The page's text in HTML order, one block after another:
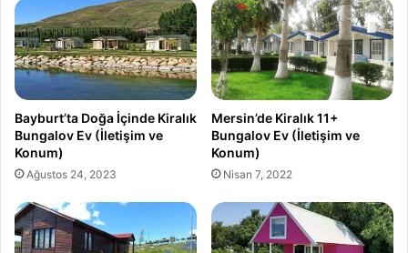
Bayburt’ta Doğa İçinde Kiralık
Bungalov Ev (İletişim ve
Konum)
Ağustos 24, 2023
Mersin’de Kiralık 11+
Bungalov Ev (İletişim ve
Konum)
Nisan 7, 2022